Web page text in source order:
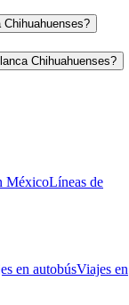
Chihuahuenses?
MéxicoLíneas de
en autobúsViajes en